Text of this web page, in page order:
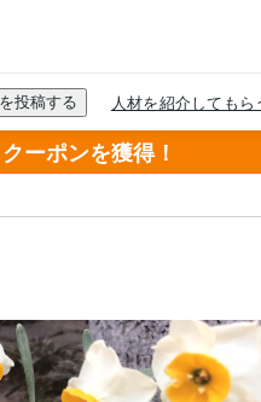
ーポンを獲得！